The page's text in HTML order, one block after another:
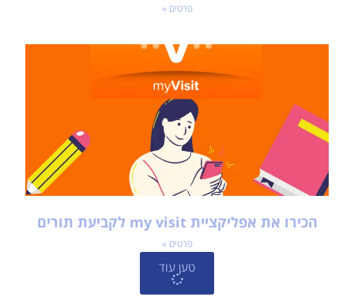
פרטים »
הכירו את אפליקציית my visit לקביעת תורים
פרטים »
טען עוד